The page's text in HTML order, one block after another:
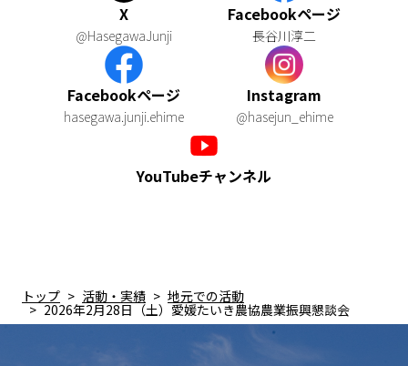
X
@HasegawaJunji
Facebookページ
長谷川淳二
Facebookページ
hasegawa.junji.ehime
Instagram
@hasejun_ehime
YouTubeチャンネル
トップ 活動・実績 地元での活動
2026年2月28日（土）愛媛たいき農協農業振興懇談会